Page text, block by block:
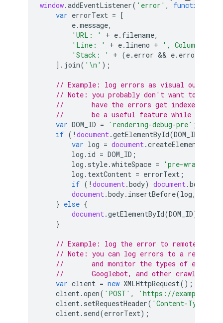
window.addEventListener( 'error' , function
var errorText = [
e.message,
'URL: '
+ e. filename,
'Line: '
+ e. lineno + ', Column: '
'Stack: '
+ (e. error && e. error
]. join( '\n' );
// Example: log errors as visual output
// Note: you probably don't want to show
//       have the errors get indexed by
//       be a useful feature while actively
var DOM_ID = 'rendering-debug-pre' ;
if ( ! document.getElementById(DOM_ID
var log = document.createElement
log . id = DOM_ID ;
log . style.whiteSpace = 'pre-wrap'
log . textContent = errorText ;
if ( ! document.body) document.body
document.body. insertBefore(log,
} else {
document.getElementById(DOM_ID).
}
// Example: log the error to remote
// Note: you can log errors to a remote
//       and monitor the types of errors
//       Googlebot, and other crawlers.
var client = new XMLHttpRequest();
client.open( 'POST' ,
'https://
client. setRequestHeader( 'Content-Type'
client. send(errorText);